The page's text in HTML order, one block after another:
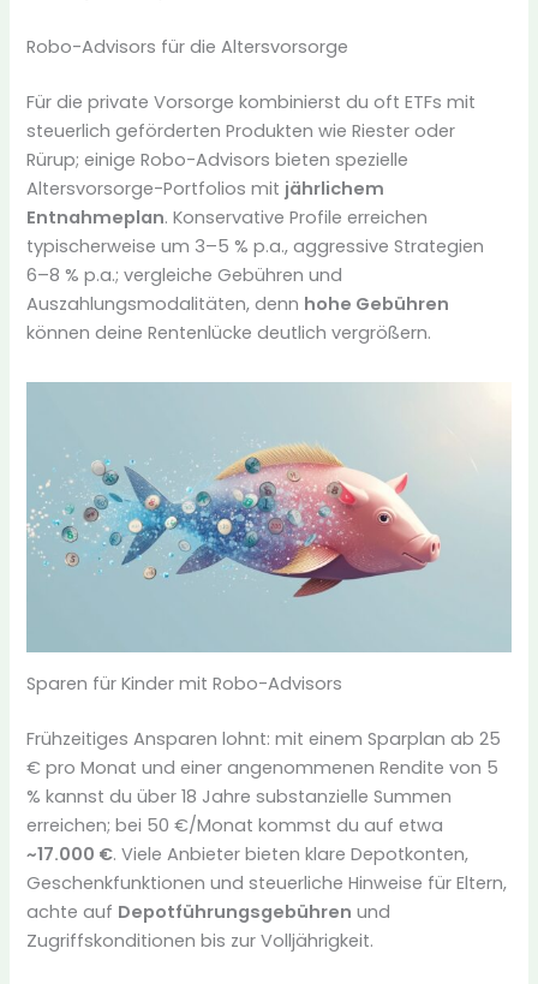
Robo-Advisors für die Altersvorsorge
Für die private Vorsorge kombinierst du oft ETFs mit
steuerlich geförderten Produkten wie Riester oder
Rürup; einige Robo-Advisors bieten spezielle
Altersvorsorge-Portfolios mit jährlichem
Entnahmeplan. Konservative Profile erreichen
typischerweise um 3–5 % p.a., aggressive Strategien
6–8 % p.a.; vergleiche Gebühren und
Auszahlungsmodalitäten, denn hohe Gebühren
können deine Rentenlücke deutlich vergrößern.
Sparen für Kinder mit Robo-Advisors
Frühzeitiges Ansparen lohnt: mit einem Sparplan ab 25
€ pro Monat und einer angenommenen Rendite von 5
% kannst du über 18 Jahre substanzielle Summen
erreichen; bei 50 €/Monat kommst du auf etwa
~17.000 €. Viele Anbieter bieten klare Depotkonten,
Geschenkfunktionen und steuerliche Hinweise für Eltern,
achte auf Depotführungsgebühren und
Zugriffskonditionen bis zur Volljährigkeit.